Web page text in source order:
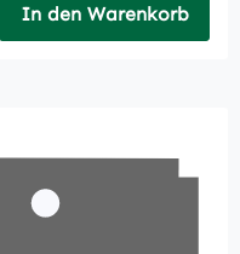
In den Warenkorb